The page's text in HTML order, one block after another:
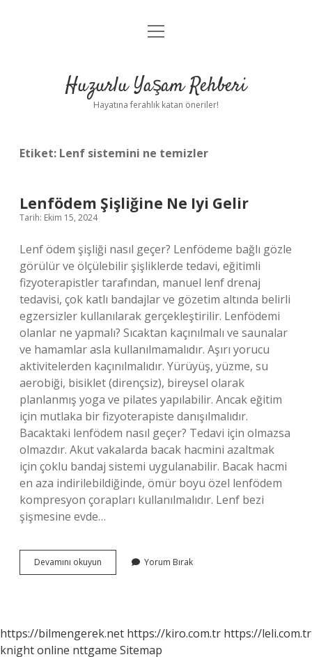
Anasayfa
Yasal Uyarı
menüyü
Huzurlu Yaşam Rehberi
Hayatına ferahlık katan öneriler!
Etiket: Lenf sistemini ne temizler
Lenfödem Şişliğine Ne Iyi Gelir
Tarih: Ekim 15, 2024
Lenf ödem şişliği nasıl geçer? Lenfödeme bağlı gözle
görülür ve ölçülebilir şişliklerde tedavi, eğitimli
fizyoterapistler tarafından, manuel lenf drenaj
tedavisi, çok katlı bandajlar ve gözetim altında belirli
egzersizler kullanılarak gerçekleştirilir. Lenfödemi
olanlar ne yapmalı? Sıcaktan kaçınılmalı ve saunalar
ve hamamlar asla kullanılmamalıdır. Aşırı yorucu
aktivitelerden kaçınılmalıdır. Yürüyüş, yüzme, su
aerobiği, bisiklet (dirençsiz), bireysel olarak
planlanmış yoga ve pilates yapılabilir. Ancak eğitim
için mutlaka bir fizyoterapiste danışılmalıdır.
Bacaktaki lenfödem nasıl geçer? Tedavi için olmazsa
olmazdır. Akut vakalarda bacak hacmini azaltmak
için çoklu bandaj sistemi uygulanabilir. Bacak hacmi
en aza indirilebildiğinde, ömür boyu özel lenfödem
kompresyon çorapları kullanılmalıdır. Lenf bezi
şişmesine evde…
Devamını okuyun Lenfödem
Şişliğine
Yorum Bırak
https://bilmengerek.net https://kiro.com.tr https://leli.com.tr
knight online nttgame Sitemap